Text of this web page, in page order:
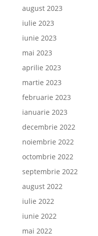
august 2023
iulie 2023
iunie 2023
mai 2023
aprilie 2023
martie 2023
februarie 2023
ianuarie 2023
decembrie 2022
noiembrie 2022
octombrie 2022
septembrie 2022
august 2022
iulie 2022
iunie 2022
mai 2022